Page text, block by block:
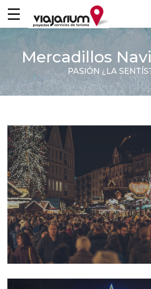
Mercadillos
PASIÓN ¿LA